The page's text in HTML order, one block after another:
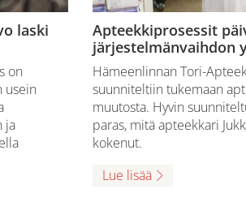
laski
on
usein
ja
Apteekkiprosessit
järjestelmänvaihdon
Hämeenlinnan Tori-
suunniteltiin tukemaan
muutosta. Hyvin
paras, mitä apteekkari
kokenut.
Lue lisää